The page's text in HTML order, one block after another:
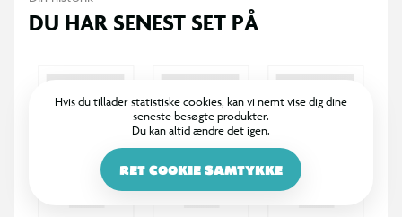
DU HAR SENEST SET PÅ
Hvis du tillader statistiske cookies, kan vi nemt vise dig dine
seneste besøgte produkter.
Du kan altid ændre det igen.
RET COOKIE SAMTYKKE